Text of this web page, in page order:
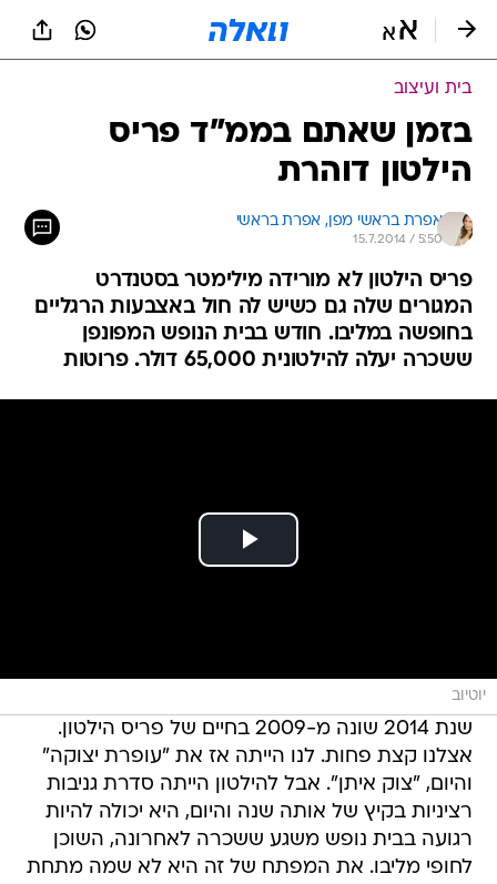
בית ועיצוב
בזמן שאתם בממ"ד פריס
הילטון דוהרת
אפרת בראשי מפן, אפרת בראשי
15.7.2014 / 5:50
פריס הילטון לא מורידה מילימטר בסטנדרט
המגורים שלה גם כשיש לה חול באצבעות הרגליים
בחופשה במליבו. חודש בבית הנופש המפונפן
ששכרה יעלה להילטונית 65,000 דולר. פרוטות
יוטיוב
שנת 2014 שונה מ-2009 בחיים של פריס הילטון.
אצלנו קצת פחות. לנו הייתה אז את "עופרת יצוקה"
והיום, "צוק איתן". אבל להילטון הייתה סדרת גניבות
רציניות בקיץ של אותה שנה והיום, היא יכולה להיות
רגועה בבית נופש משגע ששכרה לאחרונה, השוכן
לחופי מליבו. את המפתח של זה היא לא שמה מתחת